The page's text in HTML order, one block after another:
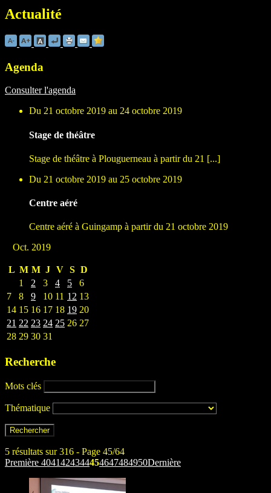
Actualité
Agenda
Consulter l'agenda
Du 21 octobre 2019 au 24 octobre 2019
Stage de théâtre
Stage de théâtre à Plouguerneau à partir du 21 [...]
Du 21 octobre 2019 au 25 octobre 2019
Centre aéré
Centre aéré à Guingamp à partir du 21 octobre 2019
Oct. 2019
L M M J V S D
1
2 3 4 5
6
7
8 9 10 11 12 13
14 15 16 17 18 19 20
21 22 23 24 25 26 27
28 29 30 31
Recherche
Mots clés
Thématique
5 résultats sur 316 - Page 45/64
Première 4041424344454647484950Dernière